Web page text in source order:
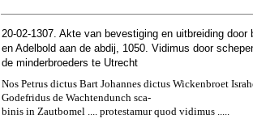
20-02-1307. Akte van bevestiging en uitbreiding
en Adelbold aan de abdij, 1050. Vidimus door
de minderbroeders te Utrecht
Nos Petrus dictus Bart Johannes dictus Wickenbroet
Godefridus de Wachtendunch sca-
binis in Zautbomel .... protestamur quod vidimus .....